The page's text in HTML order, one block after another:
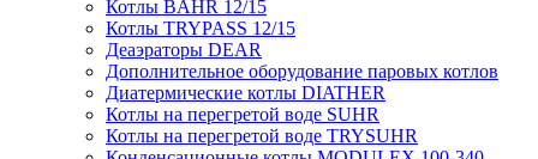
Котлы BAHR 12/15
Котлы TRYPASS 12/15
Деаэраторы DEAR
Дополнительное оборудование паровых котлов
Диатермические котлы DIATHER
Котлы на перегретой воде SUHR
Котлы на перегретой воде TRYSUHR